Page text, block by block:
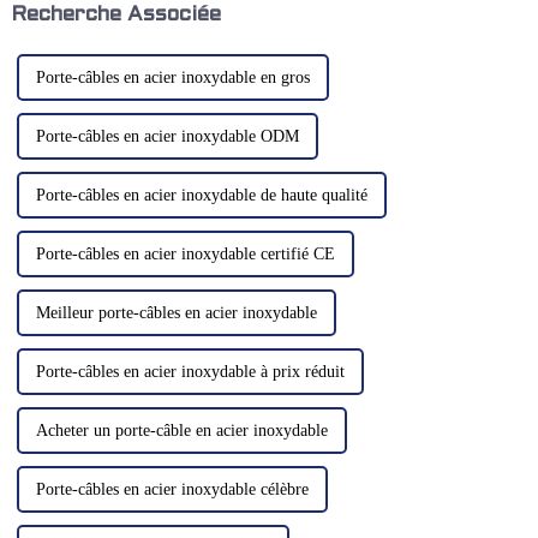
métallurgie, les usines de
Recherche Associée
Porte-câbles en acier inoxydable en gros
Porte-câbles en acier inoxydable ODM
Porte-câbles en acier inoxydable de haute qualité
Porte-câbles en acier inoxydable certifié CE
Meilleur porte-câbles en acier inoxydable
Porte-câbles en acier inoxydable à prix réduit
Acheter un porte-câble en acier inoxydable
Porte-câbles en acier inoxydable célèbre